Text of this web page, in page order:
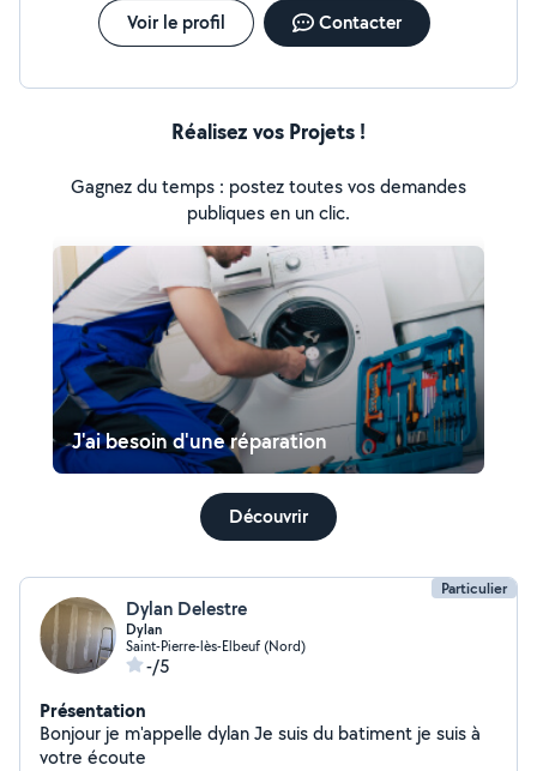
Voir le profil Contacter
Réalisez vos Projets !
Gagnez du temps : postez toutes vos demandes
publiques en un clic.
J'ai besoin d'une réparation
Découvrir
Particulier
Dylan Delestre
Dylan
Saint-Pierre-lès-Elbeuf (Nord)
-/5
Présentation
Bonjour je m'appelle dylan Je suis du batiment je suis à
votre écoute